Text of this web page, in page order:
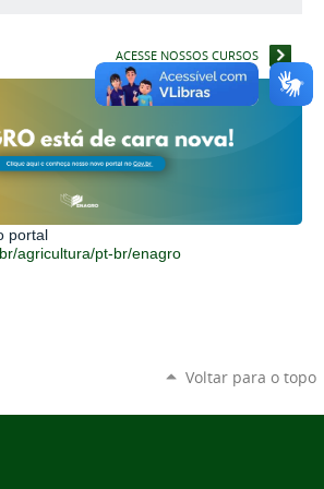
ACESSE NOSSOS CURSOS
portal
agricultura/pt-br/enagro
Voltar para o topo